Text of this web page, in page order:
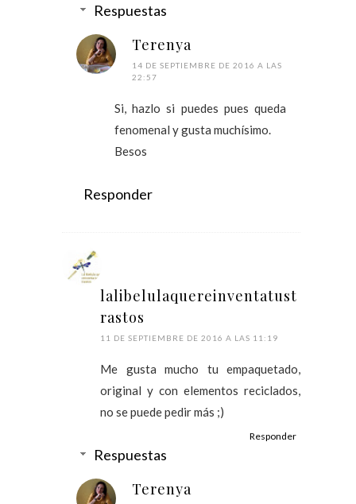
Respuestas
Terenya
14 DE SEPTIEMBRE DE 2016 A LAS
22:57
Si, hazlo si puedes pues queda
fenomenal y gusta muchísimo.
Besos
Responder
lalibelulaquereinventatust
rastos
11 DE SEPTIEMBRE DE 2016 A LAS 11:19
Me gusta mucho tu empaquetado,
original y con elementos reciclados,
no se puede pedir más ;)
Responder
Respuestas
Terenya